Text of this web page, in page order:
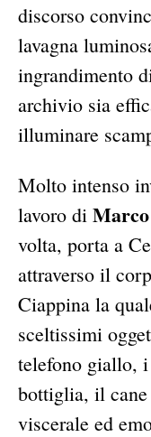
discorso
lavagna
ingrandimento
archivio sia
illuminare
Molto intenso
lavoro di
volta, porta a
attraverso il
Ciappina la
sceltissimi
telefono giallo,
bottiglia, il cane
viscerale ed